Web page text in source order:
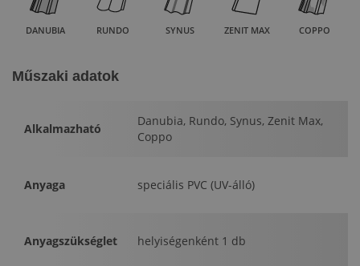
DANUBIA RUNDO SYNUS ZENIT MAX COPPO
Műszaki adatok
Alkalmazható
Danubia, Rundo, Synus, Zenit Max,
Coppo
Anyaga speciális PVC (UV-álló)
Anyagszükséglet helyiségenként 1 db